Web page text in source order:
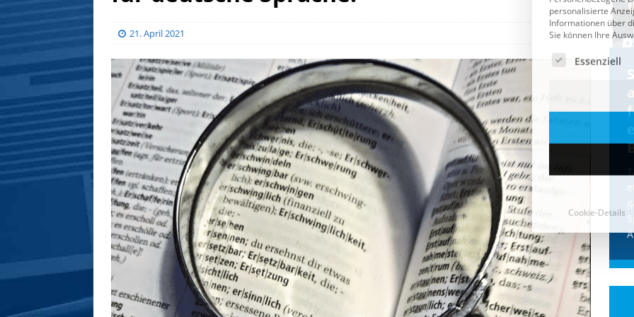
21. April 2021
CDU & Ampel wollen nach
der Wahl wieder Afghanen
einfliegen: Zeit für ein
Asylmoratorium!
Die Bundesregierung und die CDU
halten die Wähler für dumm! Weil die
Stimmung wegen der von Afghanen
verübten Anschläge kippte, wurden die
Flüge vor der[...]
Cookie-Details